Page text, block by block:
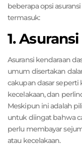
beberapa opsi
termasuk:
1.
Asuransi kendaraan
umum disertakan
cakupan dasar seperti
kecelakaan, dan
Meskipun ini adalah
untuk diingat bahwa
perlu membayar
atau kecelakaan.